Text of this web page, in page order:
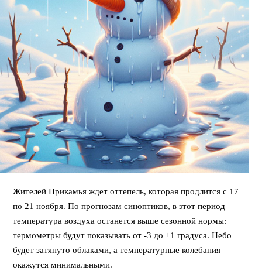
Жителей Прикамья ждет оттепель, которая продлится с 17
по 21 ноября. По прогнозам синоптиков, в этот период
температура воздуха останется выше сезонной нормы:
термометры будут показывать от -3 до +1 градуса. Небо
будет затянуто облаками, а температурные колебания
окажутся минимальными.